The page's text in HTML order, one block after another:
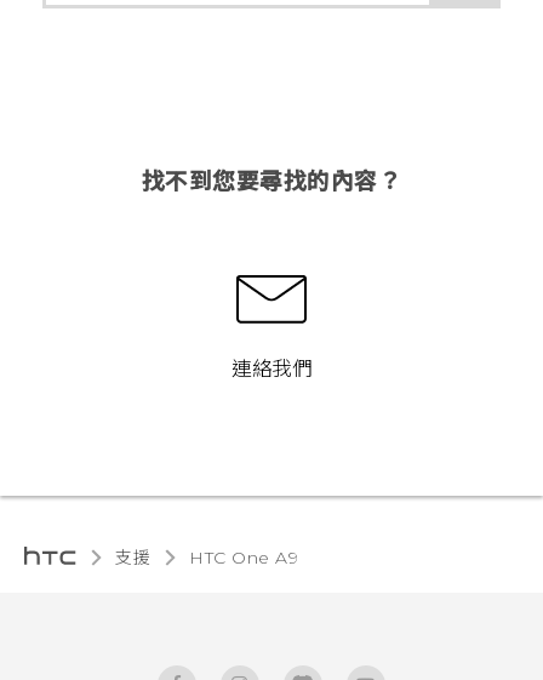
找不到您要尋找的內容？
連絡我們
支援 HTC One A9‎